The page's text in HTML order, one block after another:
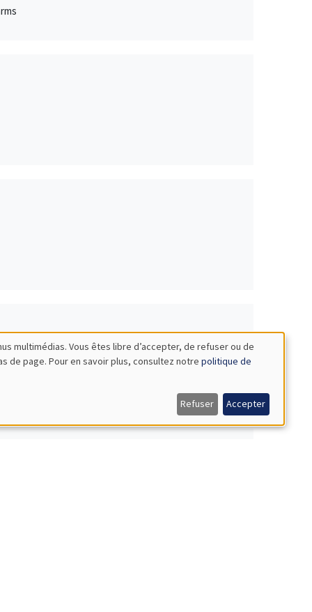
multimédias. Vous êtes libre d’accepter, de refuser ou de
de page. Pour en savoir plus, consultez notre politique de
Refuser Accepter